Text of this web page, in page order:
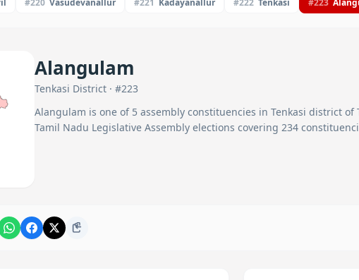
#220 Vasudevanallur #221 Kadayanallur #222 Tenkasi #223
Alangulam
Tenkasi District · #223
Alangulam is one of 5 assembly constituencies in Tenkasi district of
Tamil Nadu Legislative Assembly elections covering 234